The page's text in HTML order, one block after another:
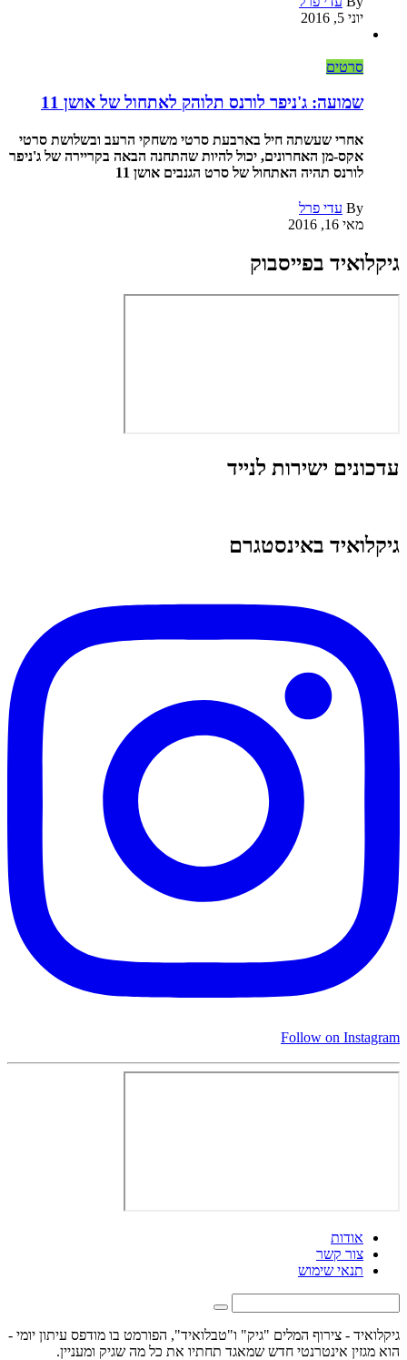
יוני 5, 2016
סרטים
שמועה: ג'ניפר לורנס תלוהק לאתחול של אושן 11
אחרי שעשתה חיל בארבעת סרטי משחקי הרעב ובשלושת סרטי
אקס-מן האחרונים, יכול להיות שהתחנה הבאה בקריירה של ג'ניפר
לורנס תהיה האתחול של סרט הגנבים אושן 11
By עדי פרל
מאי 16, 2016
גיקלואיד בפייסבוק
עדכונים ישירות לנייד
גיקלואיד באינסטגרם
Follow on Instagram
אודות
צור קשר
תנאי שימוש
גיקלואיד - צירוף המלים "גיק" ו"טבלואיד", הפורמט בו מודפס עיתון יומי -
הוא מגזין אינטרנטי חדש שמאגד תחתיו את כל מה שגיק ומעניין.